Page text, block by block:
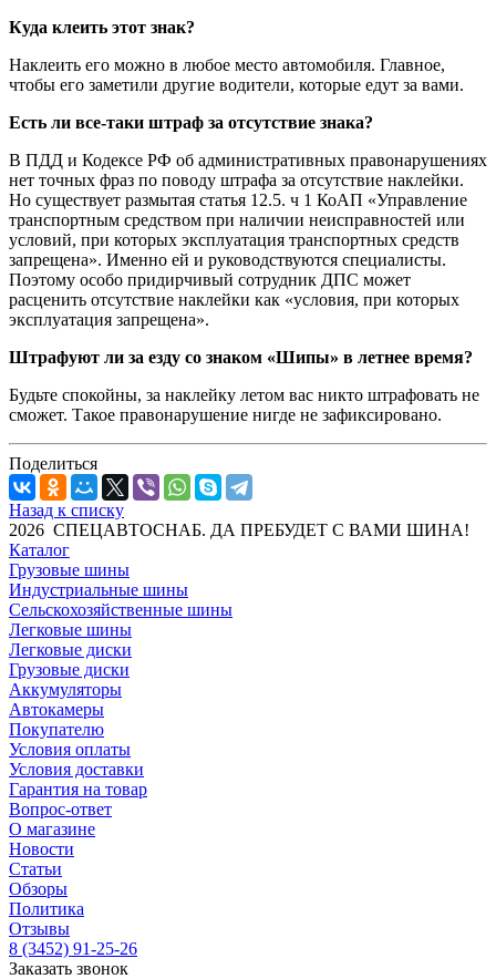
Куда клеить этот знак?
Наклеить его можно в любое место автомобиля. Главное,
чтобы его заметили другие водители, которые едут за вами.
Есть ли все-таки штраф за отсутствие знака?
В ПДД и Кодексе РФ об административных правонарушениях
нет точных фраз по поводу штрафа за отсутствие наклейки.
Но существует размытая статья 12.5. ч 1 КоАП «Управление
транспортным средством при наличии неисправностей или
условий, при которых эксплуатация транспортных средств
запрещена». Именно ей и руководствуются специалисты.
Поэтому особо придирчивый сотрудник ДПС может
расценить отсутствие наклейки как «условия, при которых
эксплуатация запрещена».
Штрафуют ли за езду со знаком «Шипы» в летнее время?
Будьте спокойны, за наклейку летом вас никто штрафовать не
сможет. Такое правонарушение нигде не зафиксировано.
Поделиться
Назад к списку
2026 СПЕЦАВТОСНАБ. ДА ПРЕБУДЕТ С ВАМИ ШИНА!
Каталог
Грузовые шины
Индустриальные шины
Сельскохозяйственные шины
Легковые шины
Легковые диски
Грузовые диски
Аккумуляторы
Автокамеры
Покупателю
Условия оплаты
Условия доставки
Гарантия на товар
Вопрос-ответ
О магазине
Новости
Статьи
Обзоры
Политика
Отзывы
8 (3452) 91-25-26
Заказать звонок